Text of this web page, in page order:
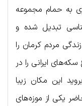
به حمام مجموعه
تبدیل شده و
مردم کرمان را
ایرانی را در
این مکان زیبا
یکی از موزه‌های